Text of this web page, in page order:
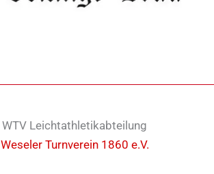
WTV Leichtathletikabteilung
Weseler Turnverein 1860 e.V.